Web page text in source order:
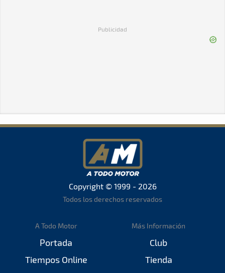
Publicidad
Copyright © 1999 - 2026
Todos los derechos reservados
A Todo Motor
Portada
Tiempos Online
Más Información
Club
Tienda